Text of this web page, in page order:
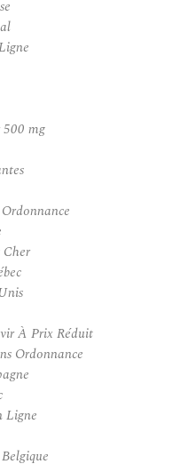
mg
À Prix Réduit
Ordonnance
Ligne